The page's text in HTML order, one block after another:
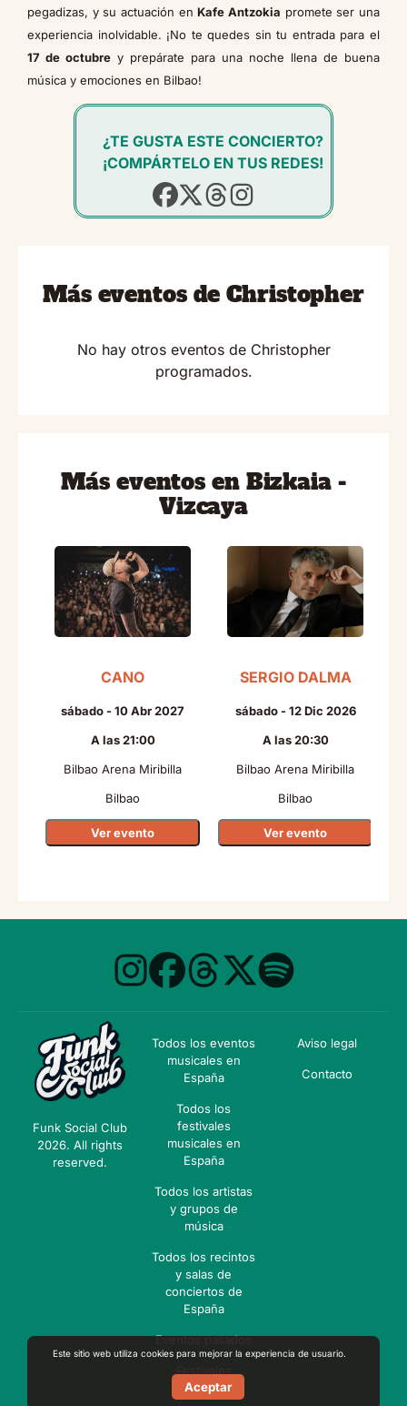
pegadizas, y su actuación enKafe Antzokia promete ser una
experiencia inolvidable. ¡No te quedes sin tu entrada para el
17 de octubre y prepárate para una noche llena de buena
música y emociones en Bilbao!
¿TE GUSTA ESTE CONCIERTO?
¡COMPÁRTELO EN TUS REDES!
Más eventos de Christopher
No hay otros eventos de Christopher
programados.
Más eventos en Bizkaia -
Vizcaya
CANO
sábado - 10 Abr 2027
A las 21:00
Bilbao Arena Miribilla
Bilbao
Ver evento
SERGIO DALMA
sábado - 12 Dic 2026
A las 20:30
Bilbao Arena Miribilla
Bilbao
Ver evento
Este sitio web utiliza cookies para mejorar la experiencia de usuario.
Aceptar
Funk Social Club
2026. All rights
reserved.
Todos los eventos
musicales en
España
Todos los
festivales
musicales en
España
Todos los artistas
y grupos de
música
Todos los recintos
y salas de
conciertos de
España
Eventos pasados
Festivales
pasados
Aviso legal
Contacto